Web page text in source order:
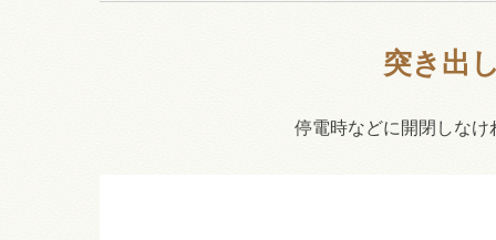
突き出
停電時などに開閉しな